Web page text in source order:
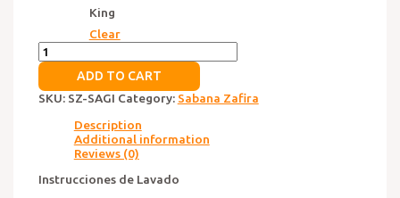
King
Clear
Sabanas
Zafira
quantity
ADD TO CART
SKU: SZ-SAGI Category: Sabana Zafira
Description
Additional information
Reviews (0)
Instrucciones de Lavado